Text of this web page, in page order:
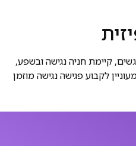
קיימת חניה נגישה ובשפע,
לקבוע פגישה נגישה מוזמן